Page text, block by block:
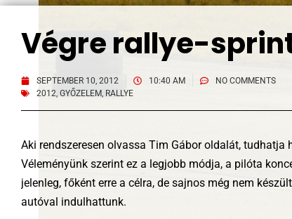
Végre rallye-
SEPTEMBER 10, 2012 10:40 AM
NO COMMENTS
2012, GYŐZELEM, RALLYE
Aki rendszeresen olvassa Tim Gábor oldalát,
Véleményünk szerint ez a legjobb módja, a pilóta
jelenleg, főként erre a célra, de sajnos még nem
autóval indulhattunk.